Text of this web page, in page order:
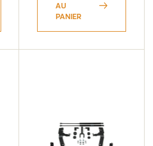
AU
PANIER